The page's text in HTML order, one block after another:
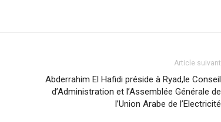
Article suivant
Abderrahim El Hafidi préside à Ryad,le Conseil
d’Administration et l’Assemblée Générale de
l’Union Arabe de l’Electricité